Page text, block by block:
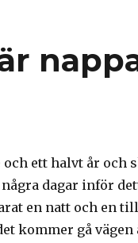
ett halvt år och
dagar inför
en natt och en
kommer gå